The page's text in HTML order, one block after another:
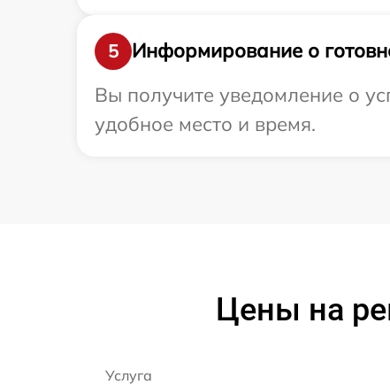
5
Информирование о
Вы получите уведомление о
удобное место и время.
Цены на
Услуга